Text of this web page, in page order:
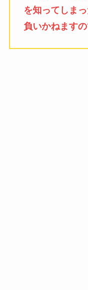
を知ってしま
負いかねます